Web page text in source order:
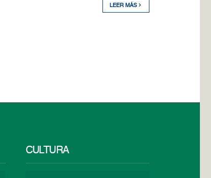
LEER MÁS
CULTURA